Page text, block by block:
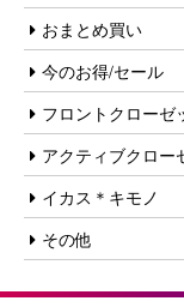
おまとめ買い
今のお得/セール
フロントクローゼ
アクティブクロー
イカス＊キモノ
その他